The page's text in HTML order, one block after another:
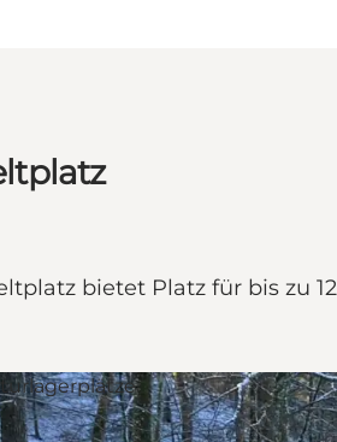
bietet Platz für bis zu